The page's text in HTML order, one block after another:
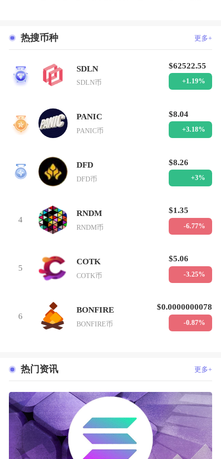
热搜币种 更多+
1
SDLN
SDLN币
$62522.55
+1.19%
2
PANIC
PANIC币
$8.04
+3.18%
3
DFD
DFD币
$8.26
+3%
4
RNDM
RNDM币
$1.35
-6.77%
5
COTK
COTK币
$5.06
-3.25%
6
BONFIRE
BONFIRE币
$0.0000000078
-0.87%
热门资讯 更多+